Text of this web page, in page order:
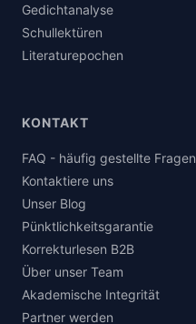
Gedichtanalyse
Schullektüren
Literaturepochen
KONTAKT
FAQ - häufig gestellte Fragen
Kontaktiere uns
Unser Blog
Pünktlichkeitsgarantie
Korrekturlesen B2B
Über unser Team
Akademische Integrität
Partner werden